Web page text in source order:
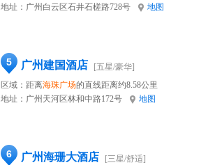
地址： 广州白云区石井石槎路728号 地图
5 广州建国酒店
[五星/豪华]
区域：距离海珠广场的直线距离约8.58公里
地址： 广州天河区林和中路172号 地图
6 广州海珊大酒店
[三星/舒适]